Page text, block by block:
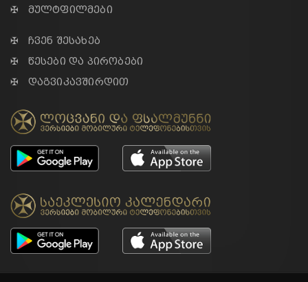
✠ მულტფილმები
✠ ჩვენ შესახებ
✠ წესები და პირობები
✠ დაგვიკავშირდით